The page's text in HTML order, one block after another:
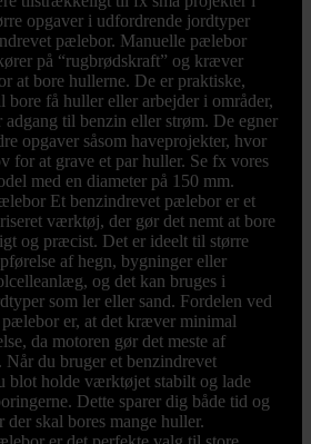
opgaver i udfordrende jordtyper
pælebor. Manuelle pælebor
på “rugbrødskraft” og kræver
at bore hullerne. De er praktiske,
bore få huller eller arbejder i områder,
adgang til benzin eller strøm. De egner
opgaver såsom haveprojekter, hvor
for at grave et par huller. Se fx vores
med en diameter på 150 mm.
Et benzindrevet pælebor er et
værktøj, der gør det nemt at bore
og præcist. Det er ideelt til større
af hegn, bygninger eller
og det kan bruges i
som ler eller sand. Fordelen ved
pælebor er, at det kræver minimal
da motoren gør det meste af
Når du bruger et benzindrevet
blot holde værktøjet stabilt og lade
Dette sparer dig både tid og
skal bores mange huller.